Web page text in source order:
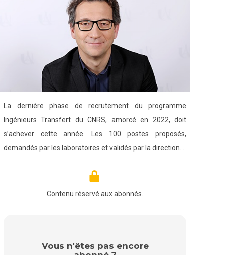
La dernière phase de recrutement du programme
Ingénieurs Transfert du CNRS, amorcé en 2022, doit
s’achever cette année. Les 100 postes proposés,
demandés par les laboratoires et validés par la direction…
Contenu réservé aux abonnés.
Vous n'êtes pas encore